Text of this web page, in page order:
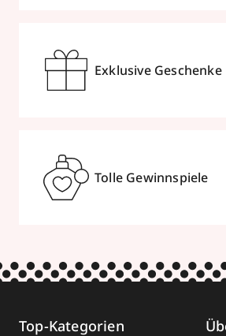
Exklusive Geschenke
Tolle Gewinnspiele
Top-Kategorien